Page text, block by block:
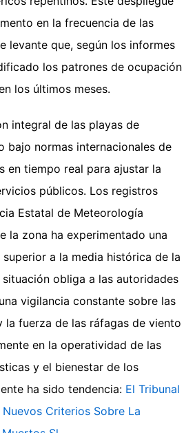
en la frecuencia de las
levante que, según los informes
los patrones de ocupación
los últimos meses.
integral de las playas de
bajo normas internacionales de
en tiempo real para ajustar la
públicos. Los registros
Estatal de Meteorología
la zona ha experimentado una
a la media histórica de la
obliga a las autoridades
vigilancia constante sobre las
la fuerza de las ráfagas de viento
en la operatividad de las
y el bienestar de los
ha sido tendencia: El Tribunal
Criterios Sobre La